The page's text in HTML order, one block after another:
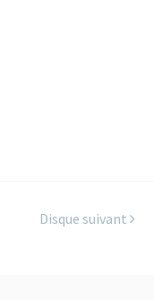
Disque suivant